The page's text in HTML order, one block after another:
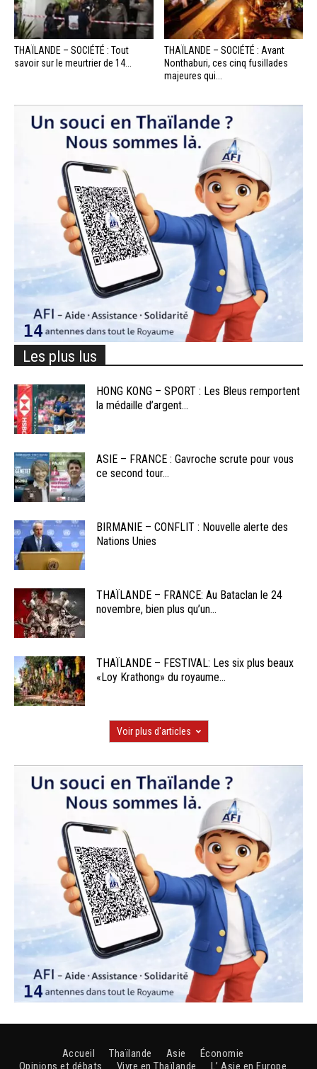
THAÏLANDE – SOCIÉTÉ : Tout
savoir sur le meurtrier de 14...
THAÏLANDE – SOCIÉTÉ : Avant
Nonthaburi, ces cinq fusillades
majeures qui...
Les plus lus
HONG KONG – SPORT : Les Bleus remportent
la médaille d’argent...
ASIE – FRANCE : Gavroche scrute pour vous
ce second tour...
BIRMANIE – CONFLIT : Nouvelle alerte des
Nations Unies
THAÏLANDE – FRANCE: Au Bataclan le 24
novembre, bien plus qu’un...
THAÏLANDE – FESTIVAL: Les six plus beaux
«Loy Krathong» du royaume...
Voir plus d'articles
Accueil Thaïlande Asie
Économie
Opinions et débats
Vivre en Thaïlande L’ Asie en Europe